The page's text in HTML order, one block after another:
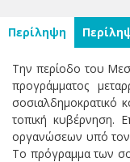
Περίληψη
Την περίοδο του
προγράμματος
σοσιαλδημοκρατικό
τοπική κυβέρνηση.
οργανώσεων υπό τον
Το πρόγραμμα των